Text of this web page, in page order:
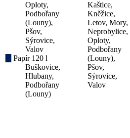
Oploty,
Podbořany
(Louny),
Pšov,
Sýrovice,
Valov
Papír 120 l
Buškovice,
Hlubany,
Podbořany
(Louny)
Kaštice,
Kněžice,
Letov, Mory,
Neprobylice,
Oploty,
Podbořany
(Louny),
Pšov,
Sýrovice,
Valov